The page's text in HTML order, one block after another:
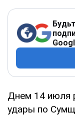
Днем 14 июля
удары по